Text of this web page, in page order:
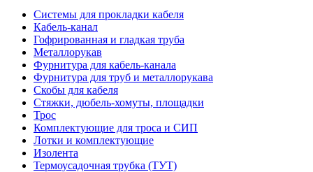
Системы для прокладки кабеля
Кабель-канал
Гофрированная и гладкая труба
Металлорукав
Фурнитура для кабель-канала
Фурнитура для труб и металлорукава
Скобы для кабеля
Стяжки, дюбель-хомуты, площадки
Трос
Комплектующие для троса и СИП
Лотки и комплектующие
Изолента
Термоусадочная трубка (ТУТ)